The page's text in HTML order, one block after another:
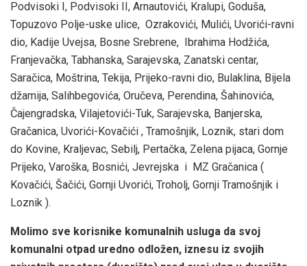
Podvisoki I, Podvisoki II, Arnautovići, Kralupi, Goduša,
Topuzovo Polje-uske ulice, Ozrakovići, Mulići, Uvorići-ravni
dio, Kadije Uvejsa, Bosne Srebrene, Ibrahima Hodžića,
Franjevačka, Tabhanska, Sarajevska, Zanatski centar,
Saračica, Moštrina, Tekija, Prijeko-ravni dio, Bulaklina, Bijela
džamija, Salihbegovića, Oručeva, Perendina, Šahinovića,
Čajengradska, Vilajetovići-Tuk, Sarajevska, Banjerska,
Gračanica, Uvorići-Kovačići , Tramošnjik, Loznik, stari dom
do Kovine, Kraljevac, Sebilj, Pertačka, Zelena pijaca, Gornje
Prijeko, Varoška, Bosnići, Jevrejska i MZ Gračanica (
Kovačići, Šačići, Gornji Uvorići, Troholj, Gornji Tramošnjik i
Loznik ).
Molimo sve korisnike komunalnih usluga da svoj
komunalni otpad uredno odložen, iznesu iz svojih